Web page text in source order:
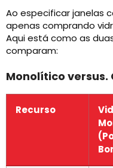
Ao especificar janelas
apenas comprando
Aqui está como as
comparam:
Monolítico versus.
Recurso